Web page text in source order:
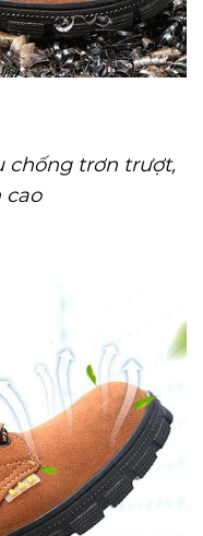
chống trơn trượt,
cao